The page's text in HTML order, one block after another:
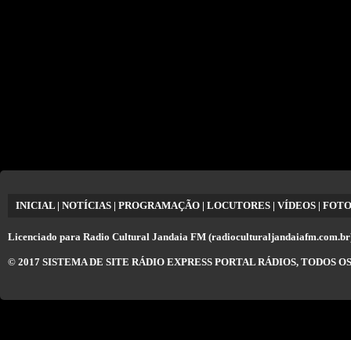
INICIAL NOTÍCIAS PROGRAMAÇÃO LOCUTORES VÍDEOS
Licenciado para Radio Cultural Jandaia FM
© 2017 SISTEMA DE SITE RÁDIO EXPRESS PORTAL RÁDIOS, TODOS